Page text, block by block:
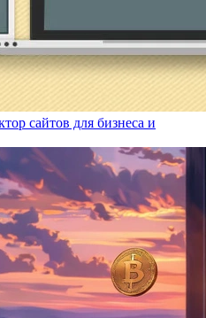
сайтов для бизнеса и